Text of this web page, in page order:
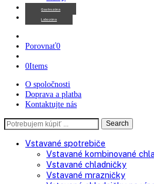
Automatické kávovary
Kávy
Porovnať0
0Items
O spoločnosti
Kontaktujte nás
Search